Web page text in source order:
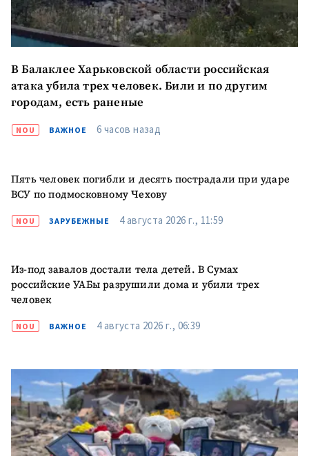
В Балаклее Харьковской области российская
атака убила трех человек. Били и по другим
городам, есть раненые
NOU ВАЖНОЕ 6 часов назад
Пять человек погибли и десять пострадали при ударе
ВСУ по подмосковному Чехову
NOU ЗАРУБЕЖНЫЕ 4 августа 2026 г., 11:59
Из-под завалов достали тела детей. В Сумах
российские УАБы разрушили дома и убили трех
человек
NOU ВАЖНОЕ 4 августа 2026 г., 06:39